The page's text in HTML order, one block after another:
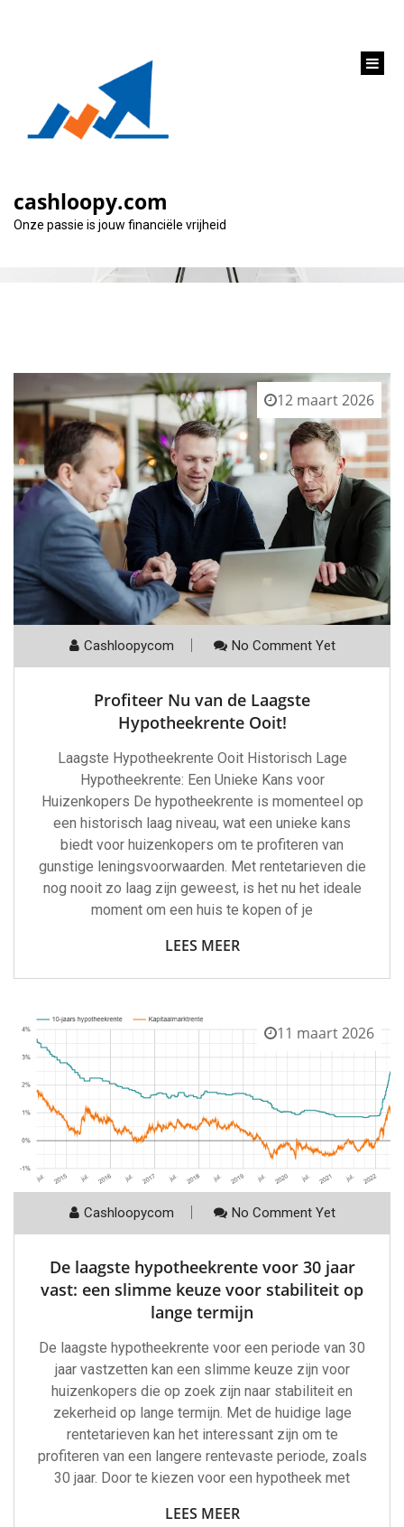
cashloopy.com
Onze passie is jouw financiële vrijheid
Categorie:
12 maart 2026
Cashloopycom No Comment Yet
Profiteer Nu van de Laagste
Hypotheekrente Ooit!
Laagste Hypotheekrente Ooit Historisch Lage
Hypotheekrente: Een Unieke Kans voor
Huizenkopers De hypotheekrente is momenteel op
een historisch laag niveau, wat een unieke kans
biedt voor huizenkopers om te profiteren van
gunstige leningsvoorwaarden. Met rentetarieven die
nog nooit zo laag zijn geweest, is het nu het ideale
moment om een huis te kopen of je
LEES MEER
11 maart 2026
Cashloopycom No Comment Yet
De laagste hypotheekrente voor 30 jaar
vast: een slimme keuze voor stabiliteit op
lange termijn
De laagste hypotheekrente voor een periode van 30
jaar vastzetten kan een slimme keuze zijn voor
huizenkopers die op zoek zijn naar stabiliteit en
zekerheid op lange termijn. Met de huidige lage
rentetarieven kan het interessant zijn om te
profiteren van een langere rentevaste periode, zoals
30 jaar. Door te kiezen voor een hypotheek met
LEES MEER